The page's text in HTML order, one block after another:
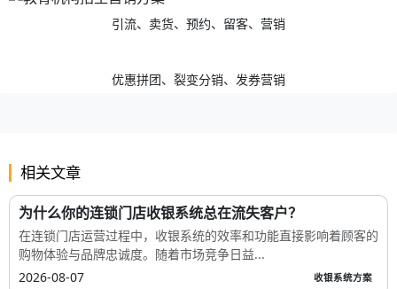
引流、卖货、预约、留客、营销
相关文章